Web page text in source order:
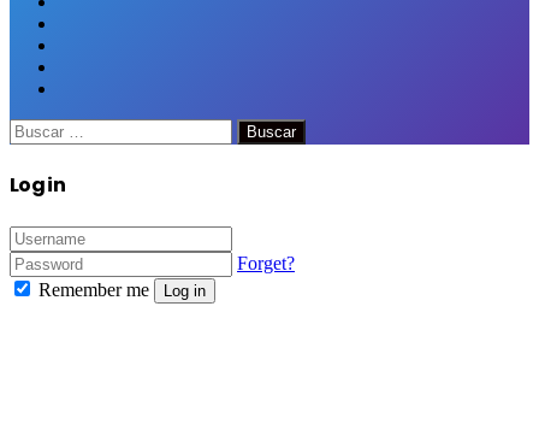
Buscar:
Close
Log in
Forget?
Remember me
Log in